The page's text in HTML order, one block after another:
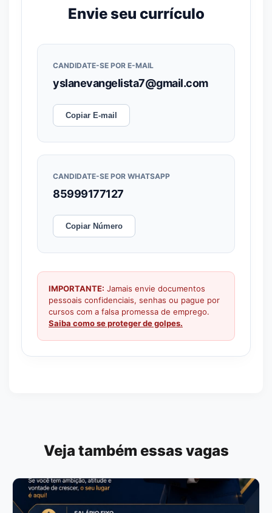
Envie seu currículo
CANDIDATE-SE POR E-MAIL
yslanevangelista7@gmail.com
Copiar E-mail
CANDIDATE-SE POR WHATSAPP
85999177127
Copiar Número
IMPORTANTE: Jamais envie documentos
pessoais confidenciais, senhas ou pague por
cursos com a falsa promessa de emprego.
Saiba como se proteger de golpes.
Veja também essas vagas